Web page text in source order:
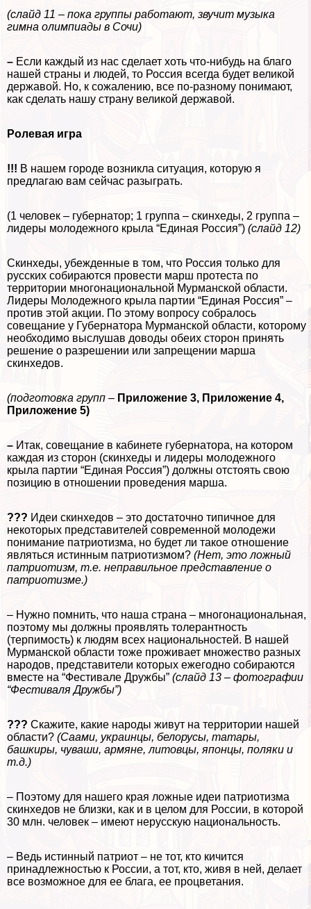
(слайд 11 – пока группы работают, звучит музыка
гимна олимпиады в Сочи)
– Если каждый из нас сделает хоть что-нибудь на благо
нашей страны и людей, то Россия всегда будет великой
державой. Но, к сожалению, все по-разному понимают,
как сделать нашу страну великой державой.
Ролевая игра
!!! В нашем городе возникла ситуация, которую я
предлагаю вам сейчас разыграть.
(1 человек – губернатор; 1 группа – скинхеды, 2 группа –
лидеры молодежного крыла “Единая Россия”) (слайд 12)
Скинхеды, убежденные в том, что Россия только для
русских собираются провести марш протеста по
территории многонациональной Мурманской области.
Лидеры Молодежного крыла партии “Единая Россия” –
против этой акции. По этому вопросу собралось
совещание у Губернатора Мурманской области, которому
необходимо выслушав доводы обеих сторон принять
решение о разрешении или запрещении марша
скинхедов.
(подготовка групп – Приложение 3, Приложение 4,
Приложение 5)
– Итак, совещание в кабинете губернатора, на котором
каждая из сторон (скинхеды и лидеры молодежного
крыла партии “Единая Россия”) должны отстоять свою
позицию в отношении проведения марша.
??? Идеи скинхедов – это достаточно типичное для
некоторых представителей современной молодежи
понимание патриотизма, но будет ли такое отношение
являться истинным патриотизмом? (Нет, это ложный
патриотизм, т.е. неправильное представление о
патриотизме.)
– Нужно помнить, что наша страна – многонациональная,
поэтому мы должны проявлять толерантность
(терпимость) к людям всех национальностей. В нашей
Мурманской области тоже проживает множество разных
народов, представители которых ежегодно собираются
вместе на “Фестивале Дружбы” (слайд 13 – фотографии
“Фестиваля Дружбы”)
??? Скажите, какие народы живут на территории нашей
области? (Саами, украинцы, белорусы, татары,
башкиры, чуваши, армяне, литовцы, японцы, поляки и
т.д.)
– Поэтому для нашего края ложные идеи патриотизма
скинхедов не близки, как и в целом для России, в которой
30 млн. человек – имеют нерусскую национальность.
– Ведь истинный патриот – не тот, кто кичится
принадлежностью к России, а тот, кто, живя в ней, делает
все возможное для ее блага, ее процветания.